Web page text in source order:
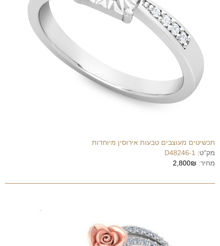
תכשיטים מעוצבים טבעות אירוסין מיוחדות
מק"ט: D48246-1
מחיר: 2,800₪